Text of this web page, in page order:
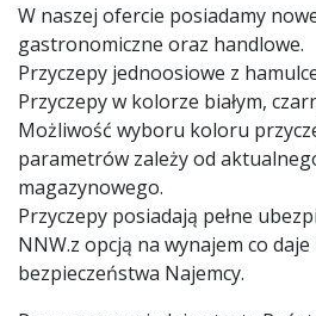
W naszej ofercie posiadamy
gastronomiczne oraz handlowe.
Przyczepy jednoosiowe z
Przyczepy w kolorze białym,
Możliwość wyboru koloru
parametrów zależy od
magazynowego.
Przyczepy posiadają pełne
NNW.z opcją na wynajem co
bezpieczeństwa Najemcy.